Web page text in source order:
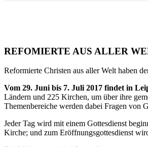
REFOMIERTE AUS ALLER
Reformierte Christen aus aller Welt haben
Vom 29. Juni bis 7. Juli 2017 findet in
Ländern und 225 Kirchen, um über ihre
Themenbereiche werden dabei Fragen von
Jeder Tag wird mit einem Gottesdienst
Kirche; und zum Eröffnungsgottesdienst